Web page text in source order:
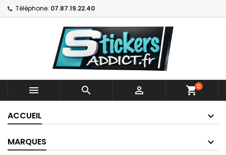
Téléphone: 07.87.19.22.40
   shopping_cart0
ACCUEIL
MARQUES